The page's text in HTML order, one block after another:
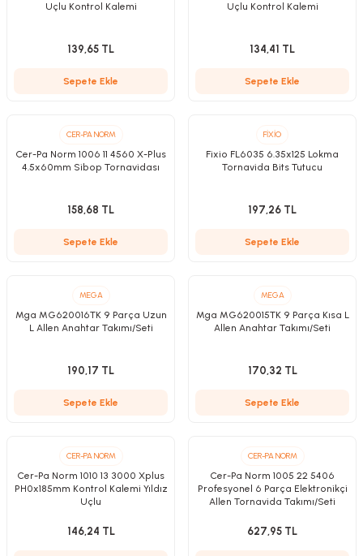
ve Bisiklet
Uçlu Kontrol Kalemi
139,65 TL
Sepete Ekle
Uçlu Kontrol Kalemi
134,41 TL
Sepete Ekle
CER-PA NORM
Cer-Pa Norm 1006 11 4560 X-Plus
4.5x60mm Sibop Tornavidası
158,68 TL
Sepete Ekle
FİXİO
Fixio FL6035 6.35x125 Lokma
Tornavida Bits Tutucu
197,26 TL
Sepete Ekle
MEGA
Mga MG620016TK 9 Parça Uzun
L Allen Anahtar Takımı/Seti
190,17 TL
Sepete Ekle
MEGA
Mga MG620015TK 9 Parça Kısa L
Allen Anahtar Takımı/Seti
170,32 TL
Sepete Ekle
CER-PA NORM
Cer-Pa Norm 1010 13 3000 Xplus
PH0x185mm Kontrol Kalemi Yıldız
Uçlu
146,24 TL
CER-PA NORM
Cer-Pa Norm 1005 22 5406
Profesyonel 6 Parça Elektronikçi
Allen Tornavida Takımı/Seti
627,95 TL